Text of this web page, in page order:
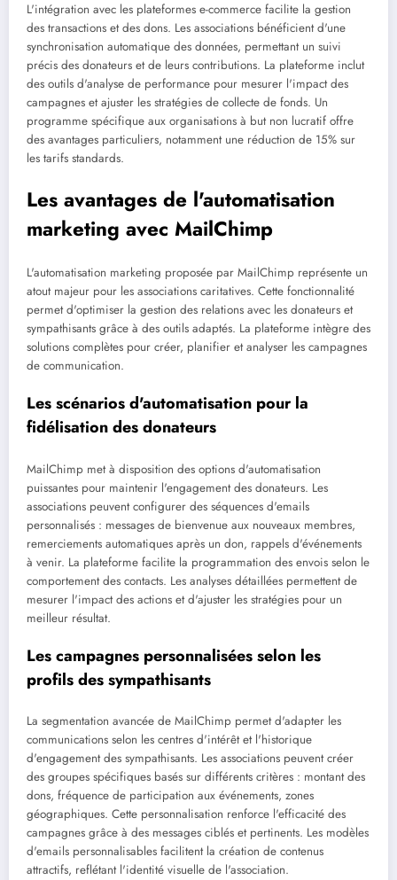
L'intégration avec les plateformes e-commerce facilite la gestion
des transactions et des dons. Les associations bénéficient d'une
synchronisation automatique des données, permettant un suivi
précis des donateurs et de leurs contributions. La plateforme inclut
des outils d'analyse de performance pour mesurer l'impact des
campagnes et ajuster les stratégies de collecte de fonds. Un
programme spécifique aux organisations à but non lucratif offre
des avantages particuliers, notamment une réduction de 15% sur
les tarifs standards.
Les avantages de l'automatisation
marketing avec MailChimp
L'automatisation marketing proposée par MailChimp représente un
atout majeur pour les associations caritatives. Cette fonctionnalité
permet d'optimiser la gestion des relations avec les donateurs et
sympathisants grâce à des outils adaptés. La plateforme intègre des
solutions complètes pour créer, planifier et analyser les campagnes
de communication.
Les scénarios d'automatisation pour la
fidélisation des donateurs
MailChimp met à disposition des options d'automatisation
puissantes pour maintenir l'engagement des donateurs. Les
associations peuvent configurer des séquences d'emails
personnalisés : messages de bienvenue aux nouveaux membres,
remerciements automatiques après un don, rappels d'événements
à venir. La plateforme facilite la programmation des envois selon le
comportement des contacts. Les analyses détaillées permettent de
mesurer l'impact des actions et d'ajuster les stratégies pour un
meilleur résultat.
Les campagnes personnalisées selon les
profils des sympathisants
La segmentation avancée de MailChimp permet d'adapter les
communications selon les centres d'intérêt et l'historique
d'engagement des sympathisants. Les associations peuvent créer
des groupes spécifiques basés sur différents critères : montant des
dons, fréquence de participation aux événements, zones
géographiques. Cette personnalisation renforce l'efficacité des
campagnes grâce à des messages ciblés et pertinents. Les modèles
d'emails personnalisables facilitent la création de contenus
attractifs, reflétant l'identité visuelle de l'association.